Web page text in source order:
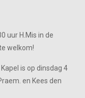
uur H.Mis in de
welkom!
is op dinsdag 4
en Kees den